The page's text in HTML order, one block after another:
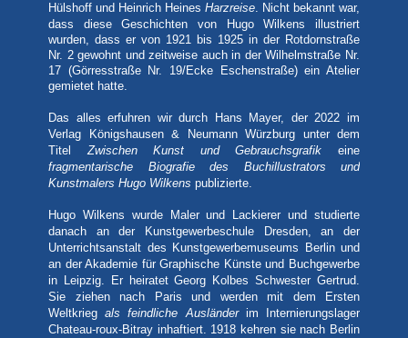
Hülshoff und Heinrich Heines Harzreise. Nicht bekannt war,
dass diese Geschichten von Hugo Wilkens illustriert
wurden, dass er von 1921 bis 1925 in der Rotdornstraße
Nr. 2 gewohnt und zeitweise auch in der Wilhelmstraße Nr.
17 (Görresstraße Nr. 19/Ecke Eschenstraße) ein Atelier
gemietet hatte.
Das alles erfuhren wir durch Hans Mayer, der 2022 im
Verlag Königshausen & Neumann Würzburg unter dem
TitelZwischen Kunst und Gebrauchsgrafik eine
fragmentarische Biografie des Buchillustrators und
Kunstmalers Hugo Wilkens publizierte.
Hugo Wilkens wurde Maler und Lackierer und studierte
danach an der Kunstgewerbeschule Dresden, an der
Unterrichtsanstalt des Kunstgewerbemuseums Berlin und
an der Akademie für Graphische Künste und Buchgewerbe
in Leipzig. Er heiratet Georg Kolbes Schwester Gertrud.
Sie ziehen nach Paris und werden mit dem Ersten
Weltkriegals feindliche Ausländerim Internierungslager
Chateau-roux-Bitray inhaftiert. 1918 kehren sie nach Berlin